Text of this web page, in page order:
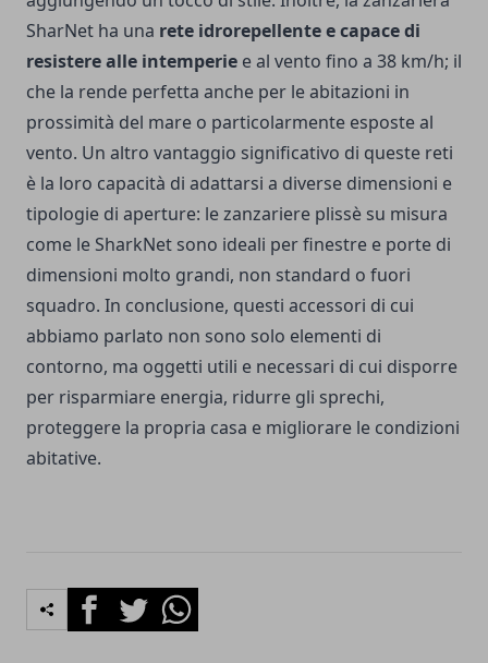
SharNet ha una rete idrorepellente e capace di
resistere alle intemperie e al vento fino a 38 km/h; il
che la rende perfetta anche per le abitazioni in
prossimità del mare o particolarmente esposte al
vento. Un altro vantaggio significativo di queste reti
è la loro capacità di adattarsi a diverse dimensioni e
tipologie di aperture: lezanzariere plissè su misura
come le SharkNet sono ideali per finestre e porte di
dimensioni molto grandi, non standard o fuori
squadro. In conclusione, questi accessori di cui
abbiamo parlato non sono solo elementi di
contorno, ma oggetti utili e necessari di cui disporre
per risparmiare energia, ridurre gli sprechi,
proteggere la propria casa e migliorare le condizioni
abitative.
FacebookTwitterWhatsapp